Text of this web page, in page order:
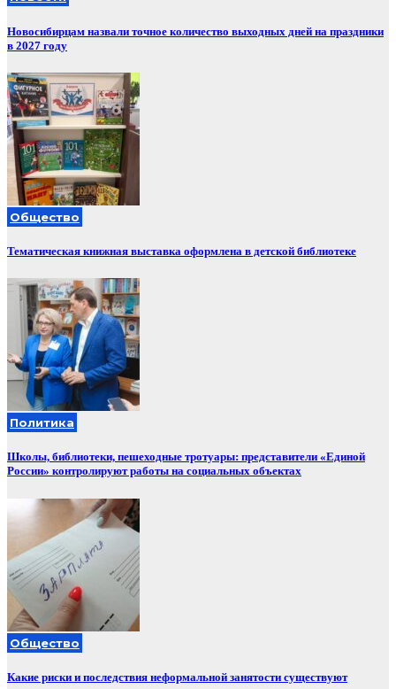
Новосибирцам назвали точное количество выходных дней на праздники
в 2027 году
Общество
Тематическая книжная выставка оформлена в детской библиотеке
Политика
Школы, библиотеки, пешеходные тротуары: представители «Единой
России» контролируют работы на социальных объектах
Общество
Какие риски и последствия неформальной занятости существуют